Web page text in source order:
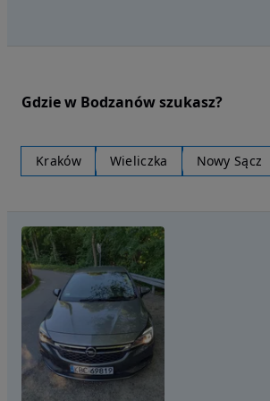
Gdzie w Bodzanów szukasz?
Kraków Wieliczka Nowy Sącz